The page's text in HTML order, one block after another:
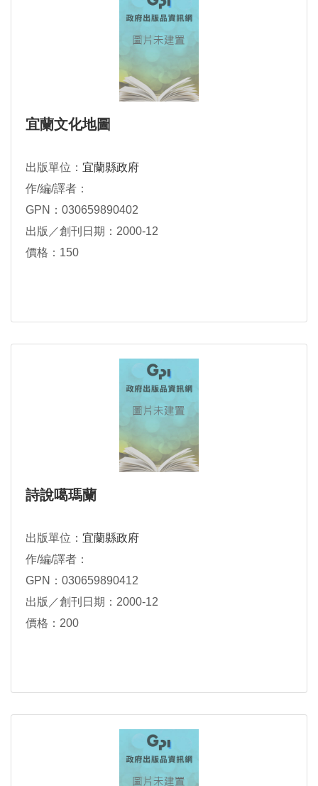
宜蘭文化地圖
出版單位： 宜蘭縣政府
作/編/譯者：
GPN：030659890402
出版／創刊日期：2000-12
價格：150
詩說噶瑪蘭
出版單位： 宜蘭縣政府
作/編/譯者：
GPN：030659890412
出版／創刊日期：2000-12
價格：200